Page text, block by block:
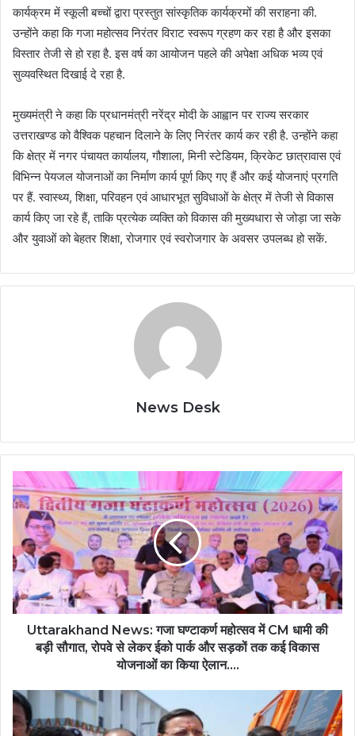
कार्यक्रम में स्कूली बच्चों द्वारा प्रस्तुत सांस्कृतिक कार्यक्रमों की सराहना की.
उन्होंने कहा कि गजा महोत्सव निरंतर विराट स्वरूप ग्रहण कर रहा है और इसका
विस्तार तेजी से हो रहा है. इस वर्ष का आयोजन पहले की अपेक्षा अधिक भव्य एवं
सुव्यवस्थित दिखाई दे रहा है.
मुख्यमंत्री ने कहा कि प्रधानमंत्री नरेंद्र मोदी के आह्वान पर राज्य सरकार
उत्तराखण्ड को वैश्विक पहचान दिलाने के लिए निरंतर कार्य कर रही है. उन्होंने कहा
कि क्षेत्र में नगर पंचायत कार्यालय, गौशाला, मिनी स्टेडियम, क्रिकेट छात्रावास एवं
विभिन्न पेयजल योजनाओं का निर्माण कार्य पूर्ण किए गए हैं और कई योजनाएं प्रगति
पर हैं. स्वास्थ्य, शिक्षा, परिवहन एवं आधारभूत सुविधाओं के क्षेत्र में तेजी से विकास
कार्य किए जा रहे हैं, ताकि प्रत्येक व्यक्ति को विकास की मुख्यधारा से जोड़ा जा सके
और युवाओं को बेहतर शिक्षा, रोजगार एवं स्वरोजगार के अवसर उपलब्ध हो सकें.
News Desk
Uttarakhand News: गजा घण्टाकर्ण महोत्सव में CM धामी की
बड़ी सौगात, रोपवे से लेकर ईको पार्क और सड़कों तक कई विकास
योजनाओं का किया ऐलान….